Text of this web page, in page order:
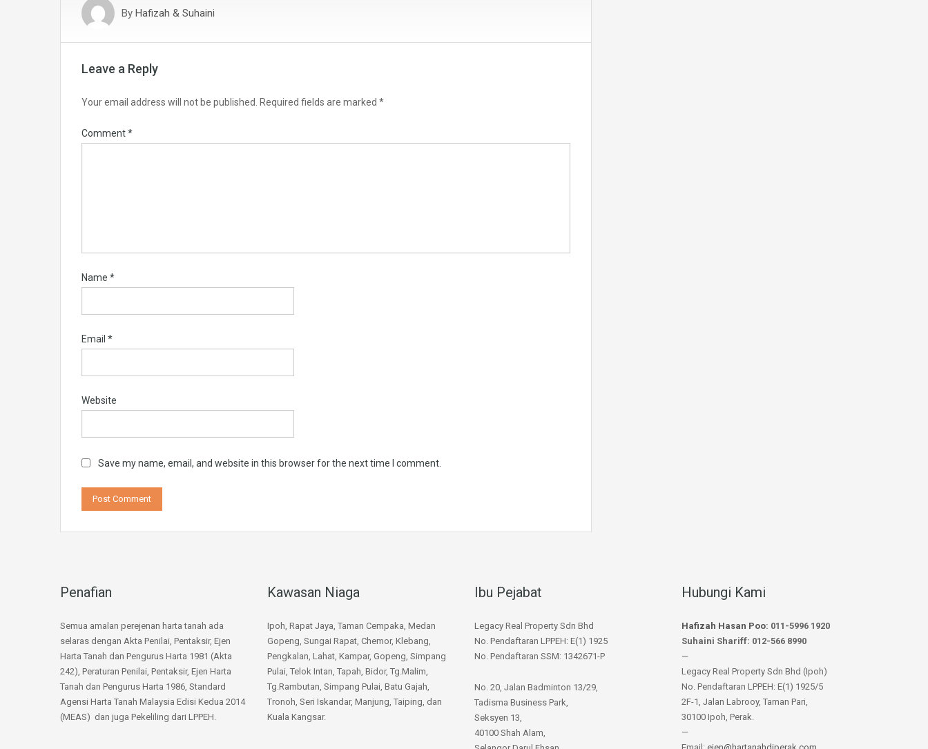
By Hafizah & Suhaini
Leave a Reply
Your email address will not be published. Required fields are marked *
Comment*
Name *
Email *
Website
Save my name, email, and website in this browser for the next time I comment.
Penafian
Semua amalan perejenan harta tanah ada
selaras dengan Akta Penilai, Pentaksir, Ejen
Harta Tanah dan Pengurus Harta 1981 (Akta
242), Peraturan Penilai, Pentaksir, Ejen Harta
Tanah dan Pengurus Harta 1986, Standard
Agensi Harta Tanah Malaysia Edisi Kedua 2014
(MEAS) dan juga Pekeliling dari LPPEH.
Kawasan Niaga
Ipoh, Rapat Jaya, Taman Cempaka, Medan
Gopeng, Sungai Rapat, Chemor, Klebang,
Pengkalan, Lahat, Kampar, Gopeng, Simpang
Pulai, Telok Intan, Tapah, Bidor, Tg.Malim,
Tg.Rambutan, Simpang Pulai, Batu Gajah,
Tronoh, Seri Iskandar, Manjung, Taiping, dan
Kuala Kangsar.
Ibu Pejabat
Legacy Real Property Sdn Bhd
No. Pendaftaran LPPEH: E(1) 1925
No. Pendaftaran SSM: 1342671-P
No. 20, Jalan Badminton 13/29,
Tadisma Business Park,
Seksyen 13,
40100 Shah Alam,
Hubungi Kami
Hafizah Hasan Poo: 011-5996 1920
Suhaini Shariff: 012-566 8990
—
Legacy Real Property Sdn Bhd (Ipoh)
No. Pendaftaran LPPEH: E(1) 1925/5
2F-1, Jalan Labrooy, Taman Pari,
30100 Ipoh, Perak.
—